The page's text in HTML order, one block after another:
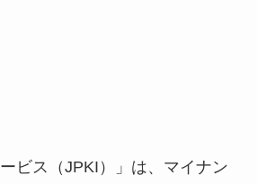
ビス（JPKI）」は、マイナン